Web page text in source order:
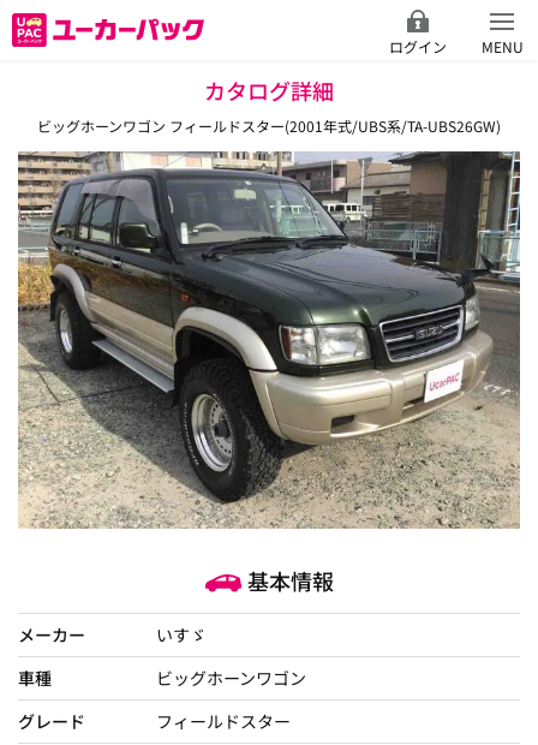
ログイン MENU
カタログ詳細
ビッグホーンワゴン フィールドスター(2001年式/UBS系/TA-UBS26GW)
基本情報
メーカー
いすゞ
車種
ビッグホーンワゴン
グレード
フィールドスター